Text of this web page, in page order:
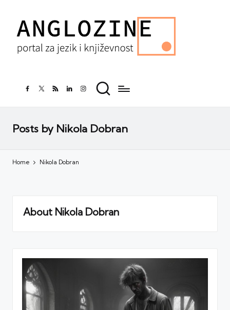
facebook.com
twitter.com
rss.comlinkedin.com
instagram.com
Posts by Nikola Dobran
Home Nikola Dobran
About Nikola Dobran